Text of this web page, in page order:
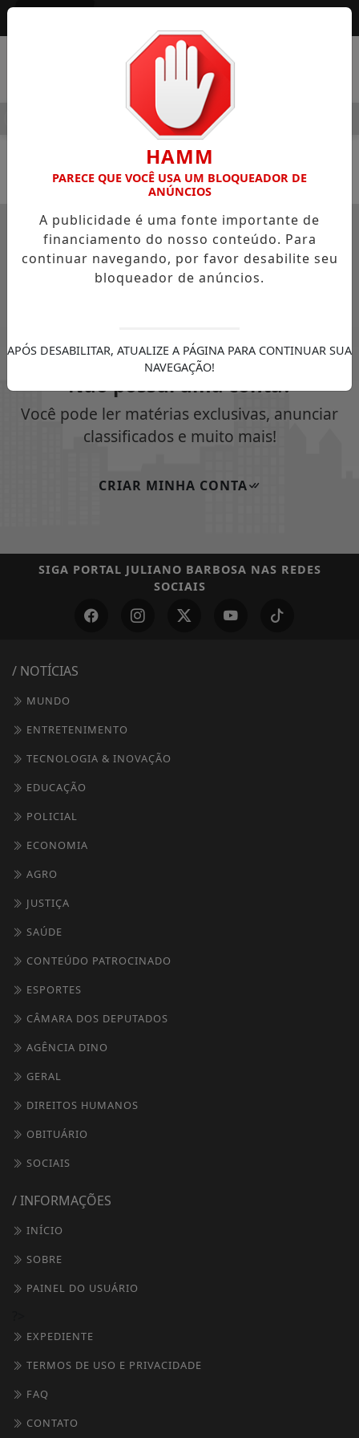
JARDIM ALEGRE OSVALDO PEDRO DOS SANTOS, O
PET + SAÚDE
Não possui uma conta?
Você pode ler matérias exclusivas, anunciar
classificados e muito mais!
CRIAR MINHA CONTA
SIGA PORTAL JULIANO BARBOSA NAS REDES
SOCIAIS
/ NOTÍCIAS
MUNDO
ENTRETENIMENTO
TECNOLOGIA & INOVAÇÃO
EDUCAÇÃO
POLICIAL
ECONOMIA
AGRO
JUSTIÇA
SAÚDE
CONTEÚDO PATROCINADO
ESPORTES
CÂMARA DOS DEPUTADOS
AGÊNCIA DINO
GERAL
DIREITOS HUMANOS
OBITUÁRIO
SOCIAIS
/ INFORMAÇÕES
INÍCIO
SOBRE
PAINEL DO USUÁRIO
EXPEDIENTE
TERMOS DE USO E PRIVACIDADE
FAQ
CONTATO
HAMM
PARECE QUE VOCÊ USA UM BLOQUEADOR DE
ANÚNCIOS
A publicidade é uma fonte importante de
financiamento do nosso conteúdo. Para
continuar navegando, por favor desabilite seu
bloqueador de anúncios.
APÓS DESABILITAR, ATUALIZE A PÁGINA PARA CONTINUAR SUA
NAVEGAÇÃO!